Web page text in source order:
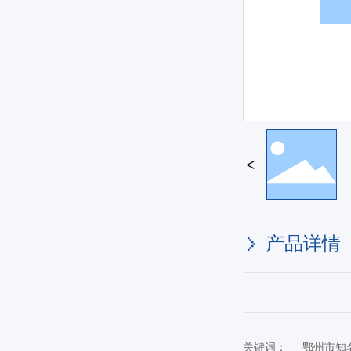
产品详情
关键词： 鄂州市知